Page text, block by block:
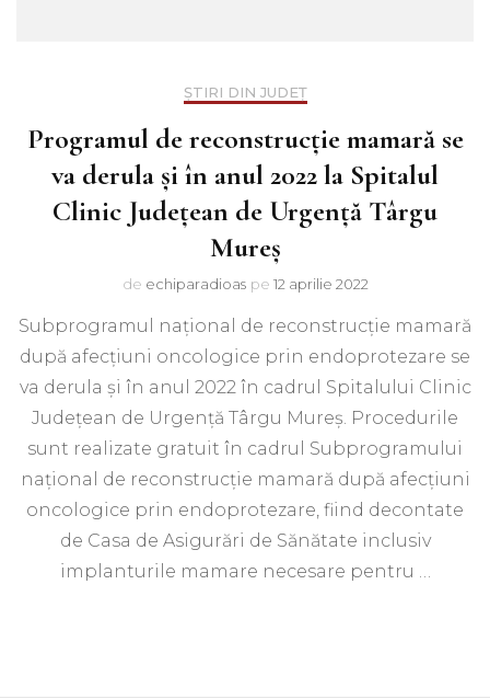
ȘTIRI DIN JUDEȚ
Programul de reconstrucţie mamară se
va derula şi în anul 2022 la Spitalul
Clinic Judeţean de Urgenţă Târgu
Mureş
de echiparadioas pe 12 aprilie 2022
Subprogramul naţional de reconstrucţie mamară
după afecţiuni oncologice prin endoprotezare se
va derula şi în anul 2022 în cadrul Spitalului Clinic
Judeţean de Urgenţă Târgu Mureş. Procedurile
sunt realizate gratuit în cadrul Subprogramului
naţional de reconstrucţie mamară după afecţiuni
oncologice prin endoprotezare, fiind decontate
de Casa de Asigurări de Sănătate inclusiv
implanturile mamare necesare pentru …